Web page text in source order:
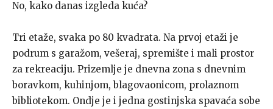
No, kako danas izgleda kuća?
Tri etaže, svaka po 80 kvadrata. Na prvoj etaži je
podrum s garažom, vešeraj, spremište i mali prostor
za rekreaciju. Prizemlje je dnevna zona s dnevnim
boravkom, kuhinjom, blagovaonicom, prolaznom
bibliotekom. Ondje je i jedna gostinjska spavaća sobe